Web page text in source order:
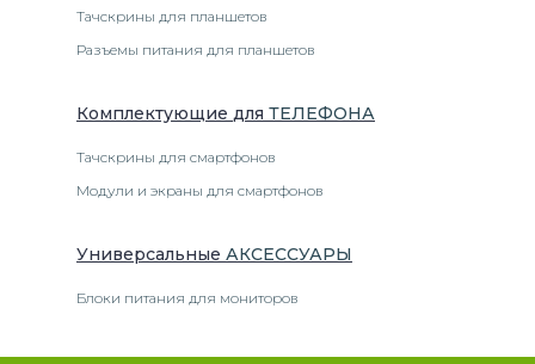
Тачскрины для планшетов
Разъемы питания для планшетов
Комплектующие для ТЕЛЕФОНА
Тачскрины для смартфонов
Модули и экраны для смартфонов
Универсальные АКСЕССУАРЫ
Блоки питания для мониторов